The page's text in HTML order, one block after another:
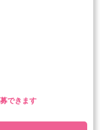
できます